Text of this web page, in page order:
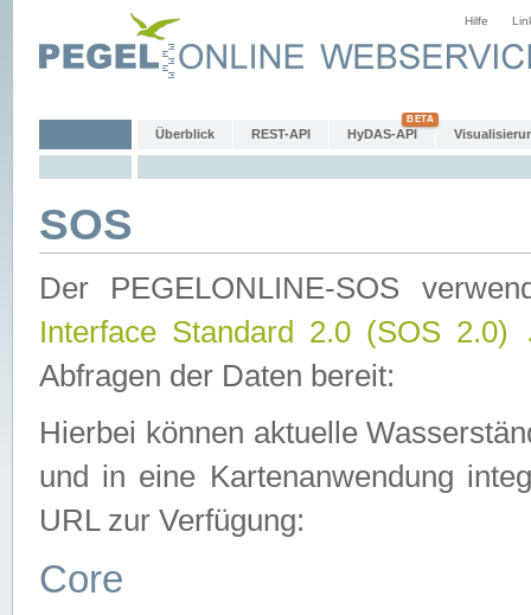
Hilfe
Überblick REST-API HyDAS-API
SOS
Der PEGELONLINE-SOS
Interface Standard 2.0 (SOS 2.0)
Abfragen der Daten bereit:
Hierbei können aktuelle
und in eine Kartenanwendung
URL zur Verfügung:
Core